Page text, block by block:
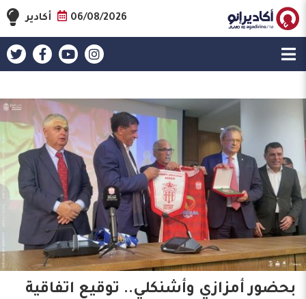
06/08/2026 أكادير
بحضور أمزازي وأشنكلي.. توقيع اتفاقية